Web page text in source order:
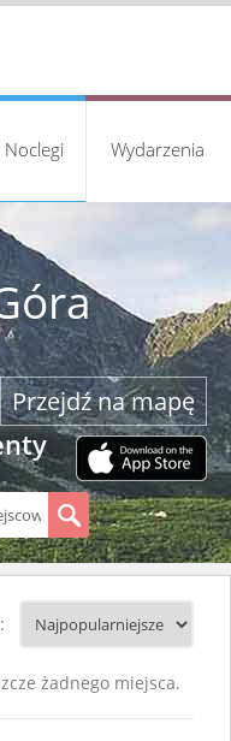
Noclegi Wydarzenia
Przejdź na mapę
żadnego miejsca.